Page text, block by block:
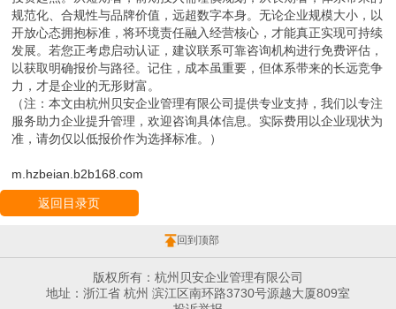
规范化、合规性与品牌价值，远超数字本身。无论企业规模大小，以
开放心态拥抱标准，将环境责任融入经营核心，才能真正实现可持续
发展。若您正考虑启动认证，建议联系可靠咨询机构进行免费评估，
以获取明确报价与路径。记住，成本虽重要，但体系带来的长远竞争
力，才是企业的无形财富。
（注：本文由杭州贝安企业管理有限公司提供专业支持，我们以专注
服务助力企业提升管理，欢迎咨询具体信息。实际费用以企业现状为
准，请勿仅以低报价作为选择标准。）
m.hzbeian.b2b168.com
返回目录页
回到顶部
版权所有：杭州贝安企业管理有限公司
地址：浙江省 杭州 滨江区南环路3730号源越大厦809室